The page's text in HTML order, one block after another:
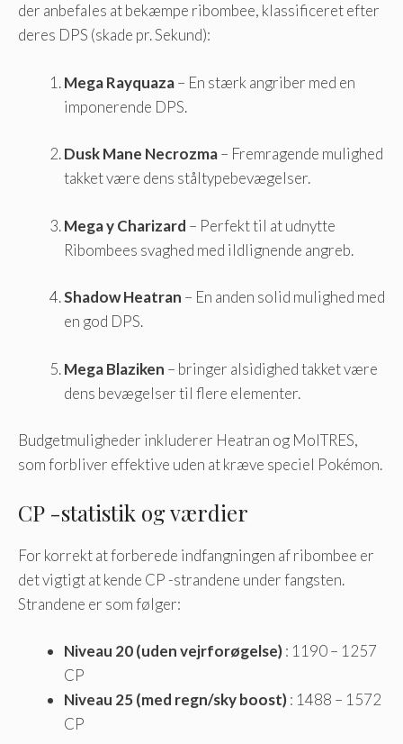
der anbefales at bekæmpe ribombee, klassificeret efter
deres DPS (skade pr. Sekund):
Mega Rayquaza– En stærk angriber med en
imponerende DPS.
Dusk Mane Necrozma– Fremragende mulighed
takket være dens ståltypebevægelser.
Mega y Charizard – Perfekt til at udnytte
Ribombees svaghed med ildlignende angreb.
Shadow Heatran – En anden solid mulighed med
en god DPS.
Mega Blaziken – bringer alsidighed takket være
dens bevægelser til flere elementer.
Budgetmuligheder inkluderer Heatran og MolTRES,
som forbliver effektive uden at kræve speciel Pokémon.
CP -statistik og værdier
For korrekt at forberede indfangningen af ​​ribombee er
det vigtigt at kende CP -strandene under fangsten.
Strandene er som følger:
Niveau 20 (uden vejrforøgelse): 1190 – 1257
CP
Niveau 25 (med regn/sky boost): 1488 – 1572
CP